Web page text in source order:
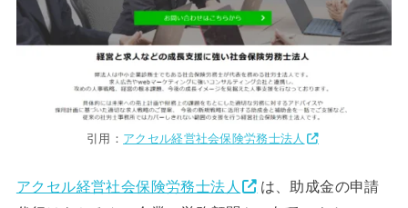
引用： アクセル経営社会保険労務士法人
アクセル経営社会保険労務士法人
は、助成金の申請